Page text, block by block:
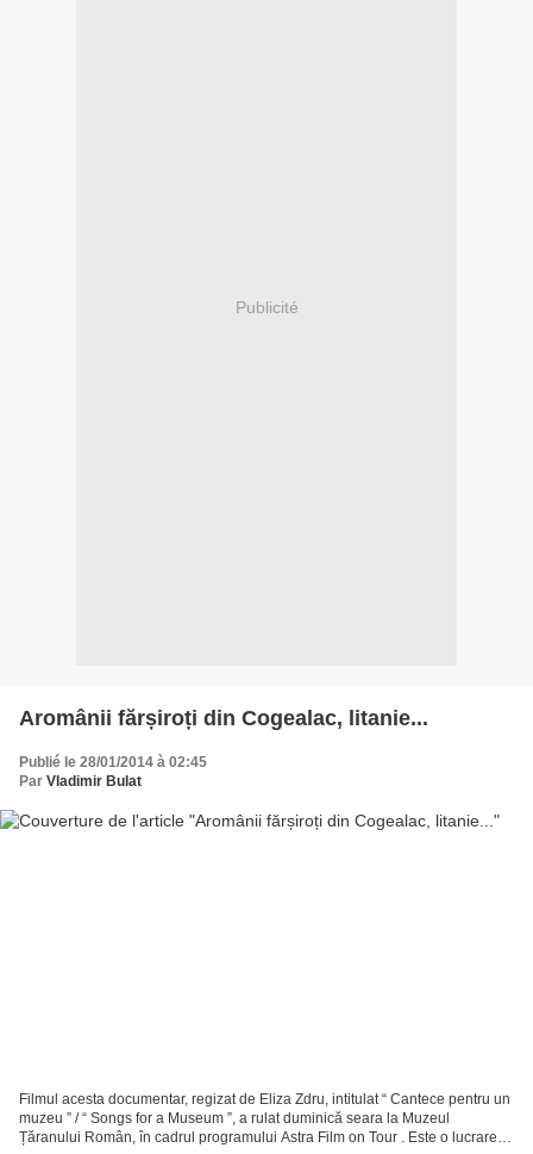
Publicité
Aromânii fărșiroți din Cogealac, litanie...
Publié le 28/01/2014 à 02:45
Par Vladimir Bulat
Filmul acesta documentar, regizat de Eliza Zdru, intitulat “ Cantece pentru un
muzeu ” / “ Songs for a Museum ”, a rulat duminică seara la Muzeul
Țăranului Român, în cadrul programului Astra Film on Tour . Este o lucrare